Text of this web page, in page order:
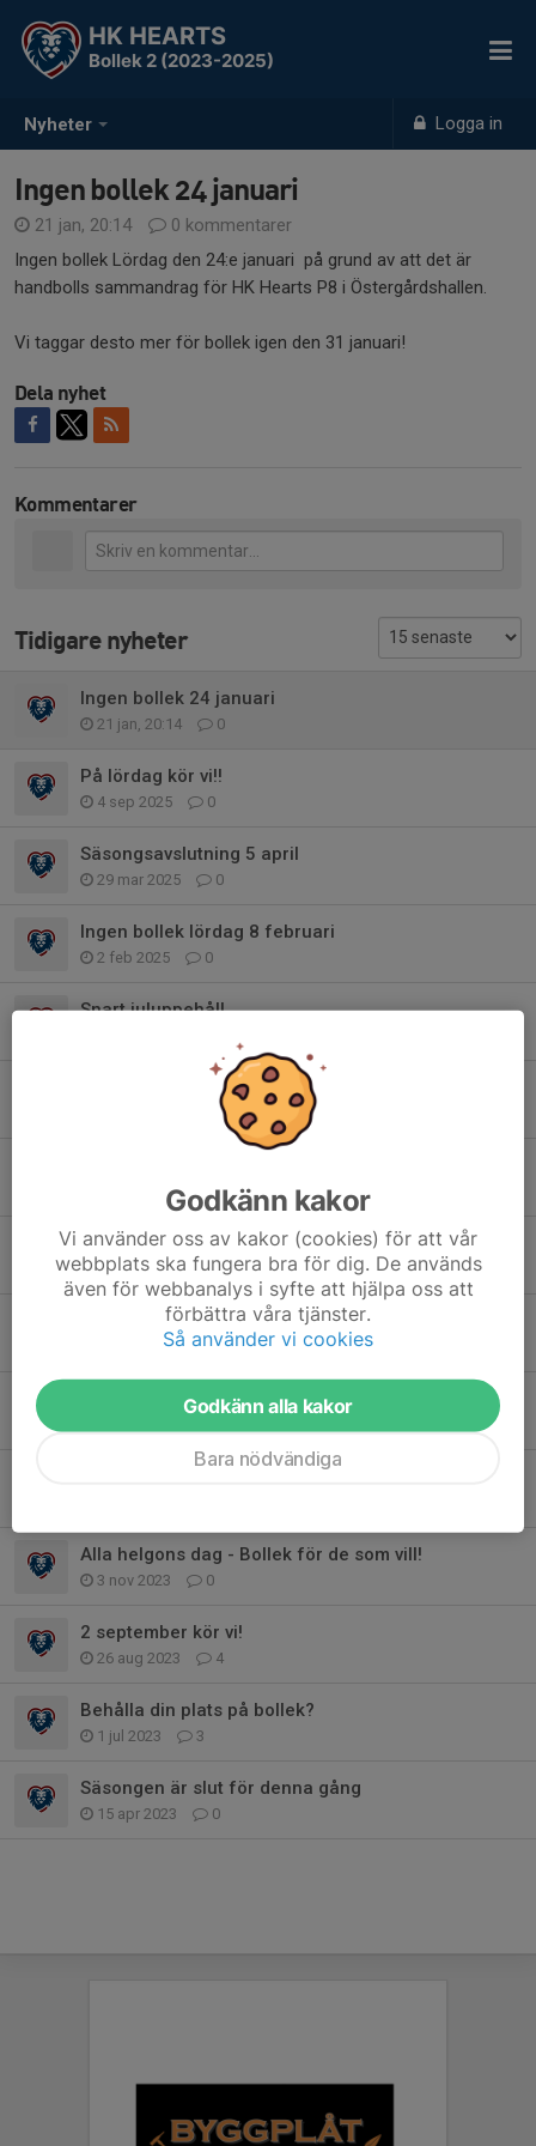
Nyheter Logga in
HK HEARTS
Bollek 2 (2023-2025)
Ingen bollek 24 januari
21 jan, 20:14
0 kommentarer
Ingen bollek Lördag den 24:e januari på grund av att det är
handbolls sammandrag för HK Hearts P8 i Östergårdshallen.
Vi taggar desto mer för bollek igen den 31 januari!
Dela nyhet
Kommentarer
Tidigare nyheter
Ingen bollek 24 januari
21 jan, 20:14 0
På lördag kör vi!!
4 sep 2025 0
Säsongsavslutning 5 april
29 mar 2025 0
Ingen bollek lördag 8 februari
2 feb 2025 0
Snart juluppehåll
Bollek imorgon 2/11
5 okt 2024 0
Säsongen är slut för denna gång!
29 mar 2024 0
Tröjor till alla barn
15 jan 2024 0
På lördag kör vi!
Jultema på bollek 16 december
Alla helgons dag - Bollek för de som vill!
3 nov 2023 0
2 september kör vi!
26 aug 2023 4
Behålla din plats på bollek?
1 jul 2023 3
Säsongen är slut för denna gång
15 apr 2023 0
Godkänn kakor
Vi använder oss av kakor (cookies) för att vår
webbplats ska fungera bra för dig. De används
även för webbanalys i syfte att hjälpa oss att
förbättra våra tjänster.
Så använder vi cookies
Godkänn alla kakor
Bara nödvändiga